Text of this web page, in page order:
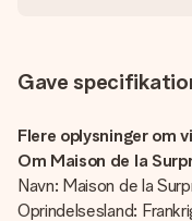
Gave
Flere oplysninger om
Om Maison de la
Navn: Maison de la
Oprindelsesland: